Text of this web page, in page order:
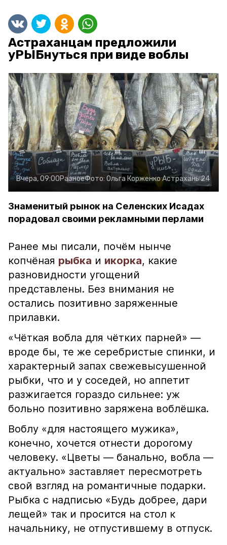
Астраханцам предложили
уРЫБнуться при виде воблы
Вчера, 09:00РазноеФото: Ольга КорженкоАстрахань 24
Знаменитый рынок на Селенских Исадах
порадовал своими рекламными перлами
Ранее мы писали, почём нынче
копчёная рыбка и икорка, какие
разновидности угощений
представлены. Без внимания не
остались позитивно заряженные
прилавки.
«Чёткая вобла для чётких парней» —
вроде бы, те же серебристые спинки, и
характерный запах свежевысушенной
рыбки, что и у соседей, но аппетит
разжигается гораздо сильнее: уж
больно позитивно заряжена воблёшка.
Воблу «для настоящего мужика»,
конечно, хочется отнести дорогому
человеку. «Цветы — банально, вобла —
актуально» заставляет пересмотреть
свой взгляд на романтичные подарки.
Рыбка с надписью «Будь добрее, дари
лещей» так и просится на стол к
начальнику, не отпустившему в отпуск.